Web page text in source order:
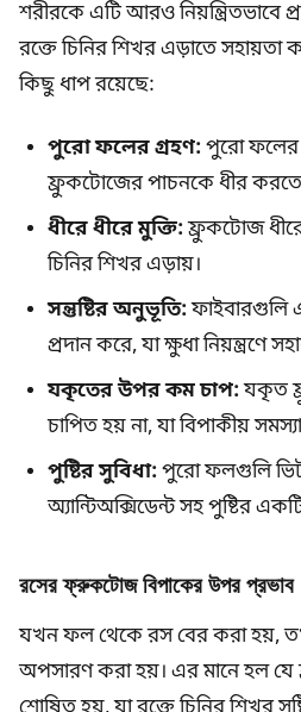
শরীরকে এটি আরও নিয়ন্ত্রিতভাবে
রক্তে চিনির শিখর এড়াতে সহায়তা
কিছু ধাপ রয়েছে:
পুরো ফলের গ্রহণ: পুরো ফলের
ফ্রুকটোজের পাচনকে ধীর করতে
ধীরে ধীরে মুক্তি:ফ্রুকটোজ ধীরে
চিনির শিখর এড়ায়।
সন্তুষ্টির অনুভূতি:ফাইবারগুলি
প্রদান করে, যা ক্ষুধা নিয়ন্ত্রণে
যকৃতের উপর কম চাপ:যকৃত
চাপিত হয় না, যা বিপাকীয়
পুষ্টির সুবিধা: পুরো ফলগুলি
অ্যান্টিঅক্সিডেন্ট সহ পুষ্টির
রসের ফ্রুকটোজ বিপাকের উপর প্রভাব
যখন ফল থেকে রস বের করা হয়,
অপসারণ করা হয়। এর মানে হল যে